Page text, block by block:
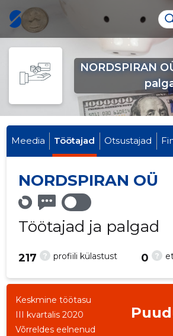
NORDSPIRAN
Meedia Töötajad Otsustajad
NORDSPIRAN OÜ
Töötajad ja palgad
? profiili külastust
217 ?
0
Keskmine töötasu
III kvartalis 2020
Võrreldes eelnenud